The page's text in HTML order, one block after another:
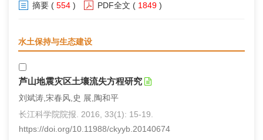
摘要 ( 554 ) PDF全文 ( 1849 )
水土保持与生态建设
芦山地震灾区土壤流失方程研究
刘斌涛,宋春风,史 展,陶和平
长江科学院院报. 2016, 33(1): 15-19.
https://doi.org/10.11988/ckyyb.20140674